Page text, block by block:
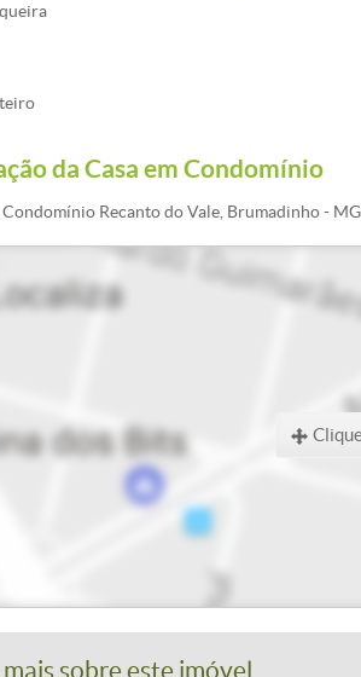
da Casa em Condomínio
Recanto do Vale, Brumadinho - MG
mais sobre este imóvel